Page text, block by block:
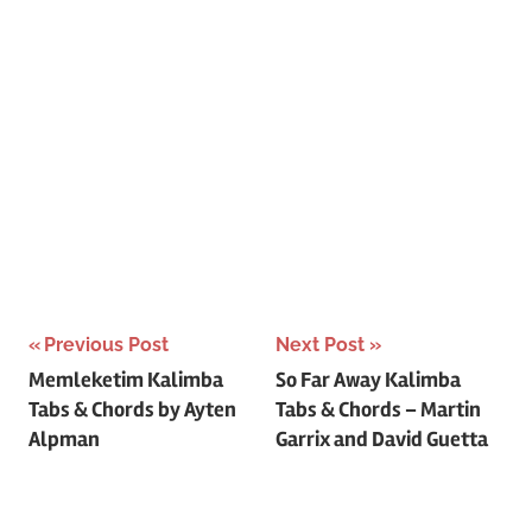
Post
navigation
Previous Post
Memleketim Kalimba
Tabs & Chords by Ayten
Alpman
Next Post
So Far Away Kalimba
Tabs & Chords – Martin
Garrix and David Guetta